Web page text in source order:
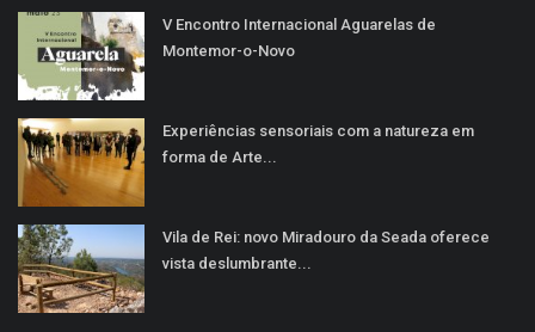
V Encontro Internacional Aguarelas de
Montemor-o-Novo
Experiências sensoriais com a natureza em
forma de Arte...
Vila de Rei: novo Miradouro da Seada oferece
vista deslumbrante...